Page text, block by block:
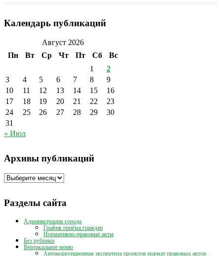
Календарь публикаций
Август 2026
Пн
Вт Ср Чт Пт Сб
Вс
1
2
3
4 5 6 7 8
9
10
11 12 13 14 15
16
17
18 19 20 21 22
23
24
25 26 27 28 29
30
31
« Июл
Архивы публикаций
Архивы
Разделы сайта
Администрация города
График приёма граждан
Нормативно-правовые акты
Без рубрики
Вертикальное меню
Антикоррупционная экспертиза проектов нормат правовых актов